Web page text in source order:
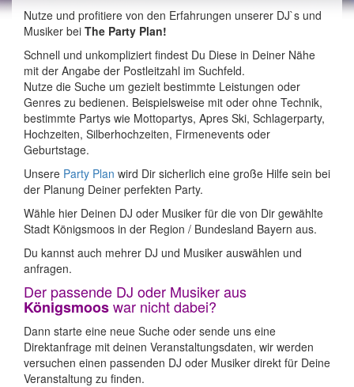
Nutze und profitiere von den Erfahrungen unserer DJ`s und
Musiker bei The Party Plan!
Schnell und unkompliziert findest Du Diese in Deiner Nähe
mit der Angabe der Postleitzahl im Suchfeld.
Nutze die Suche um gezielt bestimmte Leistungen oder
Genres zu bedienen. Beispielsweise mit oder ohne Technik,
bestimmte Partys wie Mottopartys, Apres Ski, Schlagerparty,
Hochzeiten, Silberhochzeiten, Firmenevents oder
Geburtstage.
Unsere Party Plan wird Dir sicherlich eine große Hilfe sein bei
der Planung Deiner perfekten Party.
Wähle hier Deinen DJ oder Musiker für die von Dir gewählte
Stadt Königsmoos in der Region / Bundesland Bayern aus.
Du kannst auch mehrer DJ und Musiker auswählen und
anfragen.
Der passende DJ oder Musiker aus
Königsmooswar nicht dabei?
Dann starte eine neue Suche oder sende uns eine
Direktanfrage mit deinen Veranstaltungsdaten, wir werden
versuchen einen passenden DJ oder Musiker direkt für Deine
Veranstaltung zu finden.